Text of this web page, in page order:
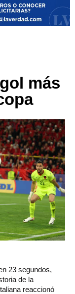
más
23 segundos,
de la
reaccionó